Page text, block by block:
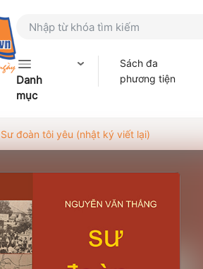
Danh
mục
Sách đa
phương tiện
Sư đoàn tôi yêu (nhật ký viết lại)